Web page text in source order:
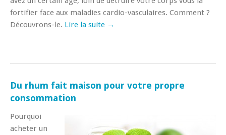
fortifier face aux maladies cardio-vasculaires. Comment ?
Découvrons-le. Lire la suite →
Du rhum fait maison pour votre propre
consommation
Pourquoi
acheter un